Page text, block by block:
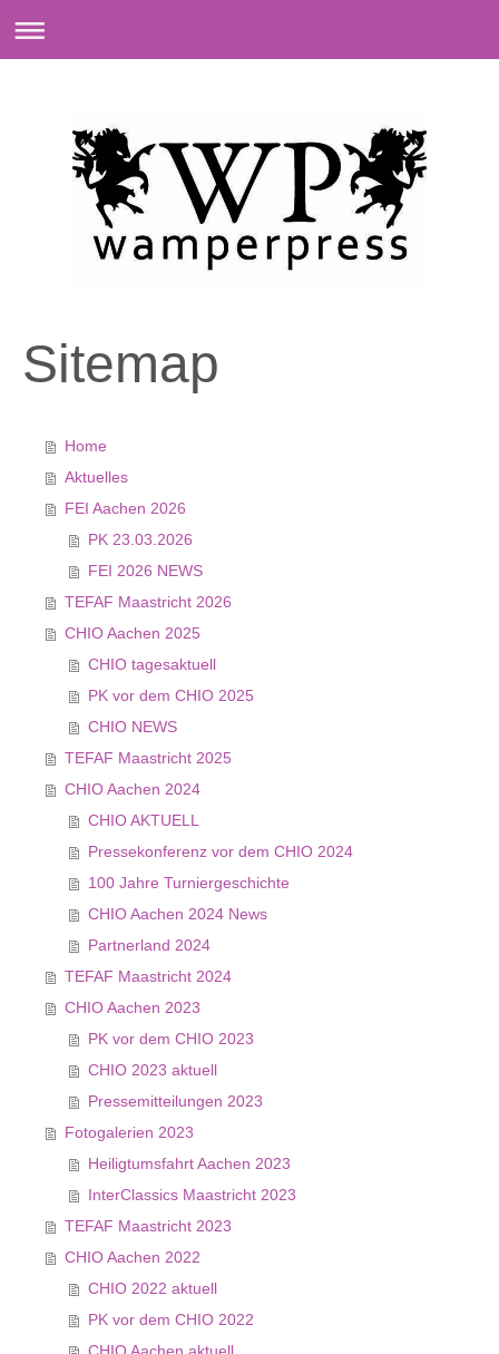
Sitemap
Home
Aktuelles
FEI Aachen 2026
PK 23.03.2026
FEI 2026 NEWS
TEFAF Maastricht 2026
CHIO Aachen 2025
CHIO tagesaktuell
PK vor dem CHIO 2025
CHIO NEWS
TEFAF Maastricht 2025
CHIO Aachen 2024
CHIO AKTUELL
Pressekonferenz vor dem CHIO 2024
100 Jahre Turniergeschichte
CHIO Aachen 2024 News
Partnerland 2024
TEFAF Maastricht 2024
CHIO Aachen 2023
PK vor dem CHIO 2023
CHIO 2023 aktuell
Pressemitteilungen 2023
Fotogalerien 2023
Heiligtumsfahrt Aachen 2023
InterClassics Maastricht 2023
TEFAF Maastricht 2023
CHIO Aachen 2022
CHIO 2022 aktuell
PK vor dem CHIO 2022